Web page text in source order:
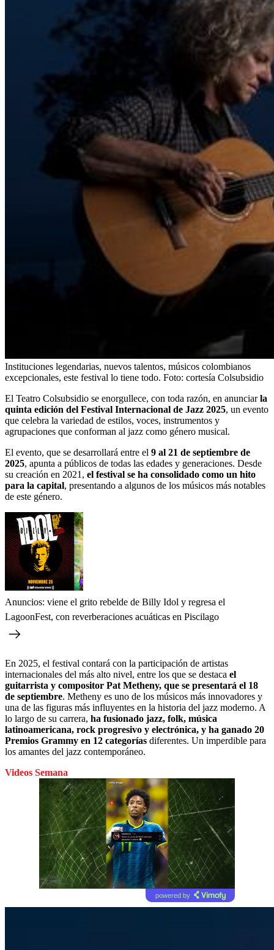
Instituciones legendarias, nuevos talentos, músicos colombianos
excepcionales, este festival lo tiene todo. Foto: cortesía Colsubsidio
El Teatro Colsubsidio se enorgullece, con toda razón, en anunciarla
quinta edición del Festival Internacional de Jazz 2025, un evento
que celebra la variedad de estilos, voces, instrumentos y
agrupaciones que conforman al jazz como género musical.
El evento, que se desarrollará entre el 9 al 21 de septiembre de
2025, apunta a públicos de todas las edades y generaciones. Desde
su creación en 2021, el festival se ha consolidado como un hito
para la capital, presentando a algunos de los músicos más notables
de este género.
Anuncios: viene el grito rebelde de Billy Idol y regresa el
LagoonFest, con reverberaciones acuáticas en Piscilago
En 2025, el festival contará con la participación de artistas
internacionales del más alto nivel, entre los que se destaca el
guitarrista y compositor Pat Metheny, que se presentará el 18
de septiembre. Metheny es uno de los músicos más innovadores y
una de las figuras más influyentes en la historia del jazz moderno. A
lo largo de su carrera, ha fusionado jazz, folk, música
latinoamericana, rock progresivo y electrónica, y ha ganado 20
Premios Grammy en 12 categorías diferentes. Un imperdible para
los amantes del jazz contemporáneo.
Videos Semana
powered by